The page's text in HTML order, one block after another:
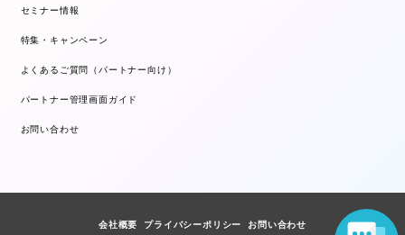
セミナー情報
特集・キャンペーン
よくあるご質問（パートナー向け）
パートナー管理画面ガイド
お問い合わせ
会社概要 プライバシーポリシー お問い合わせ